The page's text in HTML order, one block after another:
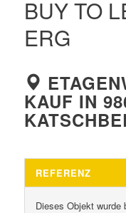
BUY TO
ERG
KAUF IN
REFERENZ
Dieses Objekt wurde